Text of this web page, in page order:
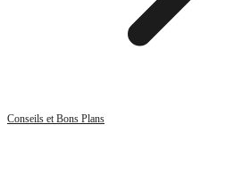
Conseils et Bons Plans